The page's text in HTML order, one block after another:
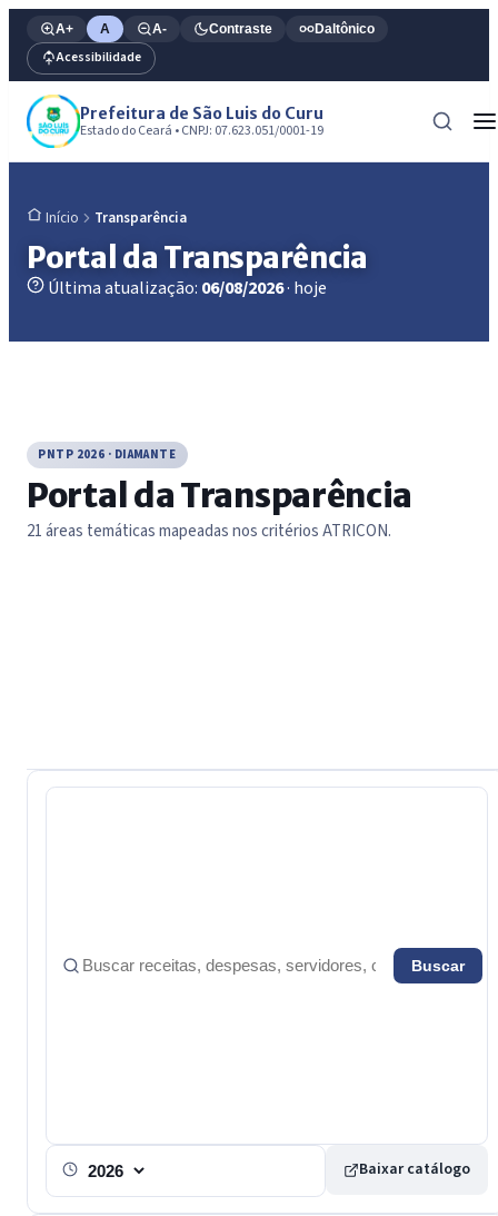
A+ A A- Contraste Daltônico
Acessibilidade
Prefeitura de São Luis do Curu
Estado do Ceará • CNPJ: 07.623.051/0001-19
Início Transparência
Portal da Transparência
Última atualização: 06/08/2026· hoje
PNTP 2026 · DIAMANTE
Portal da Transparência
21 áreas temáticas mapeadas nos critérios ATRICON.
Buscar em transparência Buscar
Exercicio
Baixar catálogo
21 áreas no total